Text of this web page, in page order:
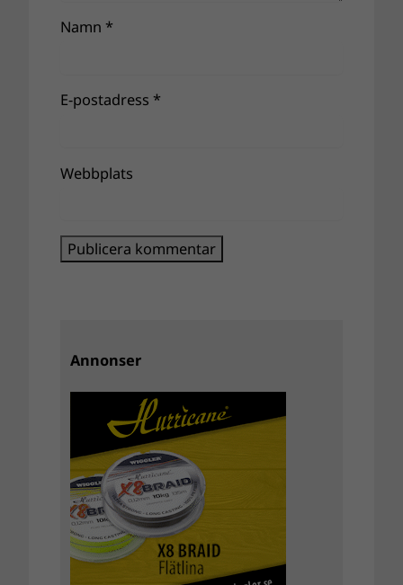
Namn *
E-postadress *
Webbplats
Annonser